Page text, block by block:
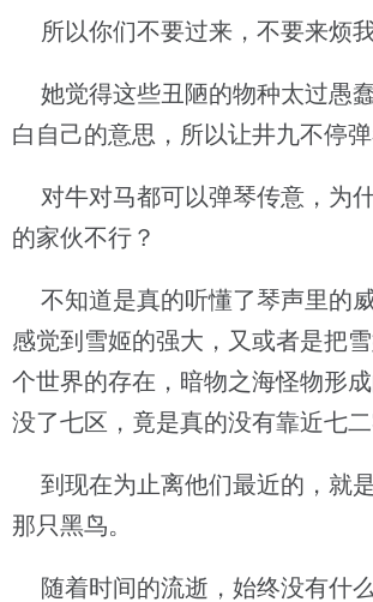
所以你们不要过来，不要来烦我
她觉得这些丑陋的物种太过愚
白自己的意思，所以让井九不停弹
对牛对马都可以弹琴传意，为
的家伙不行？
不知道是真的听懂了琴声里的
感觉到雪姬的强大，又或者是把
个世界的存在，暗物之海怪物形
没了七区，竟是真的没有靠近七二
到现在为止离他们最近的，就
那只黑鸟。
随着时间的流逝，始终没有什